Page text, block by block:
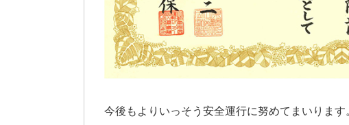
今後もよりいっそう安全運行に努めてまいりま